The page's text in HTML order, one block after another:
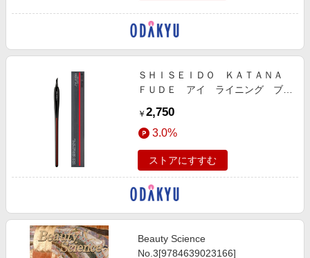
ＳＨＩＳＥＩＤＯ ＫＡＴＡＮＡ
ＦＵＤＥ アイ ライニング ブラ
￥ 2,750
3.0%
ストアにすすむ
Beauty Science
No.3[9784639023166]